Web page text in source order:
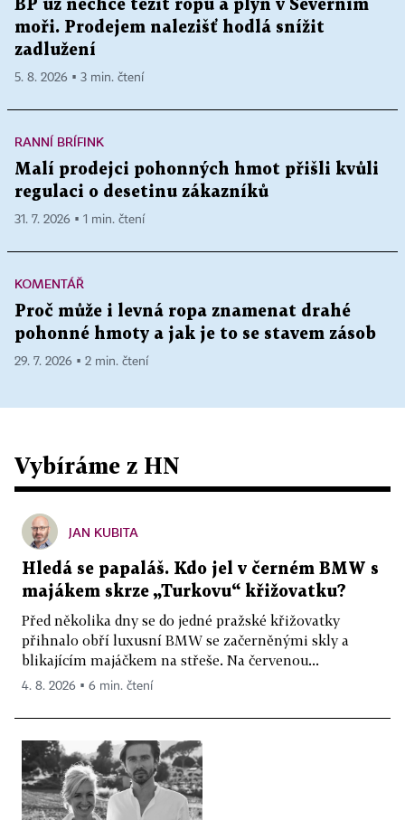
BP už nechce těžit ropu a plyn v Severním
moři. Prodejem nalezišť hodlá snížit
zadlužení
5. 8. 2026 ▪ 3 min. čtení
RANNÍ BRÍFINK
Malí prodejci pohonných hmot přišli kvůli
regulaci o desetinu zákazníků
31. 7. 2026 ▪ 1 min. čtení
KOMENTÁŘ
Proč může i levná ropa znamenat drahé
pohonné hmoty a jak je to se stavem zásob
29. 7. 2026 ▪ 2 min. čtení
Vybíráme z HN
JAN KUBITA
Hledá se papaláš. Kdo jel v černém BMW s
majákem skrze „Turkovu“ křižovatku?
Před několika dny se do jedné pražské křižovatky
přihnalo obří luxusní BMW se začerněnými skly a
blikajícím majáčkem na střeše. Na červenou...
4. 8. 2026 ▪ 6 min. čtení